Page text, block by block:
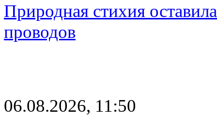
Природная стихия
проводов
06.08.2026, 11:50